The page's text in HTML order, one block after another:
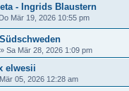
- Ingrids Blaustern
Do Mär 19, 2026 10:55 pm
» Sa Mär 28, 2026 1:09 pm
elwesii
05, 2026 12:28 am